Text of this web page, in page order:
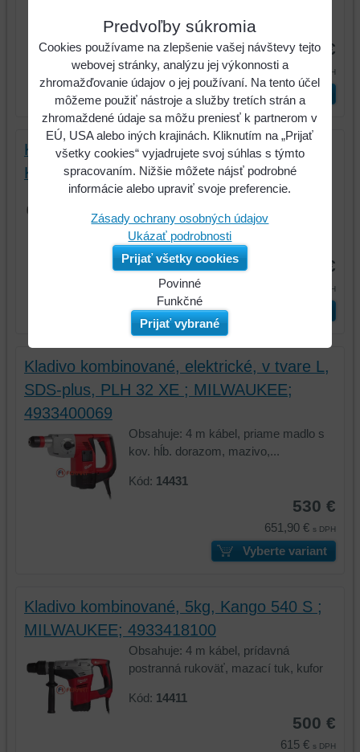
Kód:14348
455 €
559,65 € s DPH
Vyberte variant
Kladivo kombinované, elektrické, výkonné,
Kango 500 S ; MILWAUKEE; 4933398220
Obsahuje: 6 m kábel, madlo, mazací
tuk, špicatý sekáč, kufor
Kód:14416
648,33 €
s DPH
Kladivo kombinované, elektrické, v tvare L,
SDS-plus, PLH 32 XE ; MILWAUKEE;
4933400069
Obsahuje: 4 m kábel, priame madlo s
kov. hĺb. dorazom, mazivo,...
Kód: 14431
530 €
651,90 € s DPH
Vyberte variant
Kladivo kombinované, 5kg, Kango 540 S ;
MILWAUKEE; 4933418100
Obsahuje: 4 m kábel, prídavná
postranná rukoväť, mazací tuk, kufor
Kód: 14411
500 €
615 € s DPH
Predvoľby súkromia
Cookies používame na zlepšenie vašej návštevy tejto
webovej stránky, analýzu jej výkonnosti a
zhromažďovanie údajov o jej používaní. Na tento účel
môžeme použiť nástroje a služby tretích strán a
zhromaždené údaje sa môžu preniesť k partnerom v
EÚ, USA alebo iných krajinách. Kliknutím na „Prijať
všetky cookies“ vyjadrujete svoj súhlas s týmto
spracovaním. Nižšie môžete nájsť podrobné
informácie alebo upraviť svoje preferencie.
Zásady ochrany osobných údajov
Ukázať podrobnosti
Prijať všetky cookies
Povinné
údaje
na
vašom
zariadení
(súbory
cookie
a
základnej
platformy,
zážitku
Funkčné
na
vašom
zariadení
(súbory
cookie
úložiská
funkcie,
zlepšujú
zážitok
prehliadania,
Prijať vybrané